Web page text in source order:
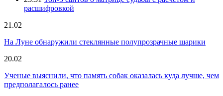
расшифровкой
21.02
На Луне обнаружили стеклянные полупрозрачные шарики
20.02
Ученые выяснили, что память собак оказалась куда лучше, чем
предполагалось ранее